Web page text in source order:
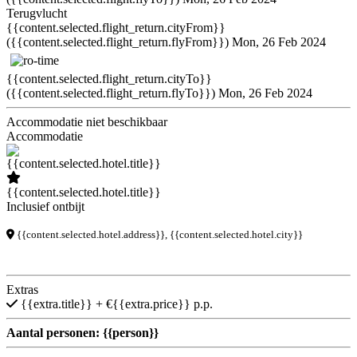
Terugvlucht
{{content.selected.flight_return.cityFrom}}
({{content.selected.flight_return.flyFrom}}) Mon, 26 Feb 2024
{{content.selected.flight_return.cityTo}}
({{content.selected.flight_return.flyTo}}) Mon, 26 Feb 2024
Accommodatie niet beschikbaar
Accommodatie
{{content.selected.hotel.title}}
Inclusief ontbijt
{{content.selected.hotel.address}}, {{content.selected.hotel.city}}
Extras
{{extra.title}} + €{{extra.price}} p.p.
Aantal personen: {{person}}